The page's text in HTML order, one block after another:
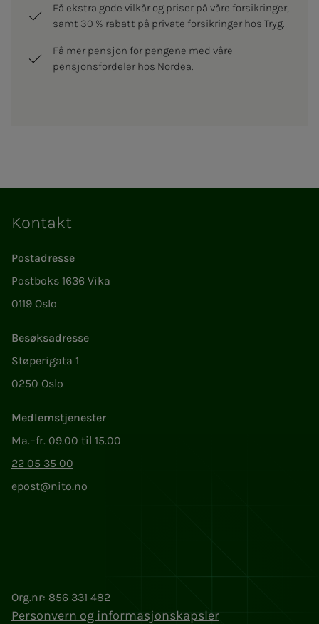
Få ekstra gode vilkår og priser på våre forsikringer,
samt 30 % rabatt på private forsikringer hos Tryg.
Få mer pensjon for pengene med våre
pensjonsfordeler hos Nordea.
Kontakt
Postadresse
Postboks 1636 Vika
0119 Oslo
Besøksadresse
Støperigata 1
0250 Oslo
Medlemstjenester
Ma.–fr. 09.00 til 15.00
22 05 35 00
epost@nito.no
Org.nr: 856 331 482
Personvern og informasjonskapsler